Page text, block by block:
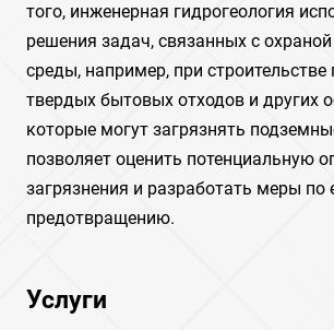
того, инженерная гидрогеология
решения задач, связанных с
среды, например, при строительстве
твердых бытовых отходов и других
которые могут загрязнять
позволяет оценить потенциальную
загрязнения и разработать меры по
предотвращению.
Услуги